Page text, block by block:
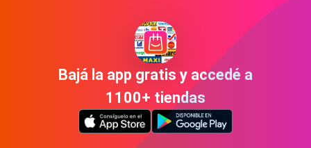
Bajá la app gratis y accedé a
1100+ tiendas